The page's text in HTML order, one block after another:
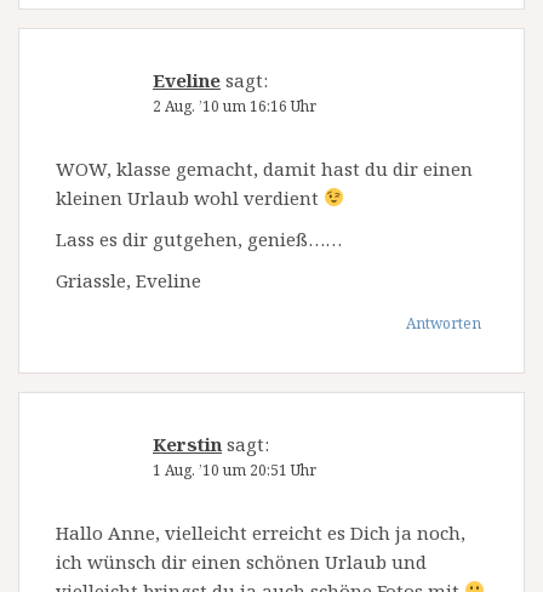
Eveline sagt:
2 Aug. ’10 um 16:16 Uhr
WOW, klasse gemacht, damit hast du dir einen
kleinen Urlaub wohl verdient
Lass es dir gutgehen, genieß……
Griassle, Eveline
Antworten
Kerstin sagt:
1 Aug. ’10 um 20:51 Uhr
Hallo Anne, vielleicht erreicht es Dich ja noch,
ich wünsch dir einen schönen Urlaub und